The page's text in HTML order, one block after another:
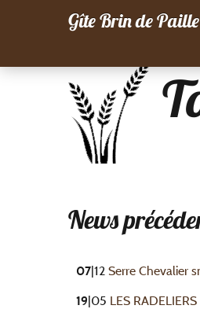
Gîte Brin de Paille
News
07|12 Serre Chevalier
19|05 LES